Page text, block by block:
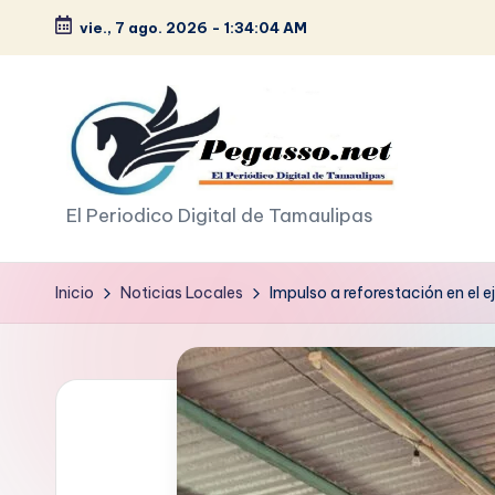
Saltar
contenido
vie., 7 ago. 2026 - 1:34:05 AM
p
e
g
El Periodico Digital de Tamaulipas
Inicio Noticias Locales Impulso a reforestación en el